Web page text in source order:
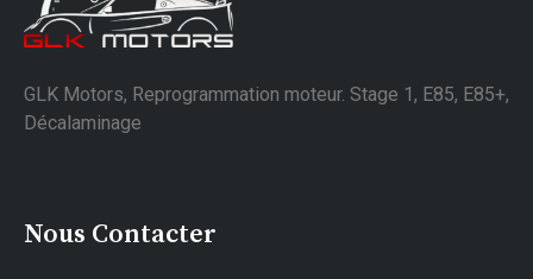
GLK Motors, Reprogrammation moteur. Stage 1, E85, E85+,
Décalaminage
Nous Contacter